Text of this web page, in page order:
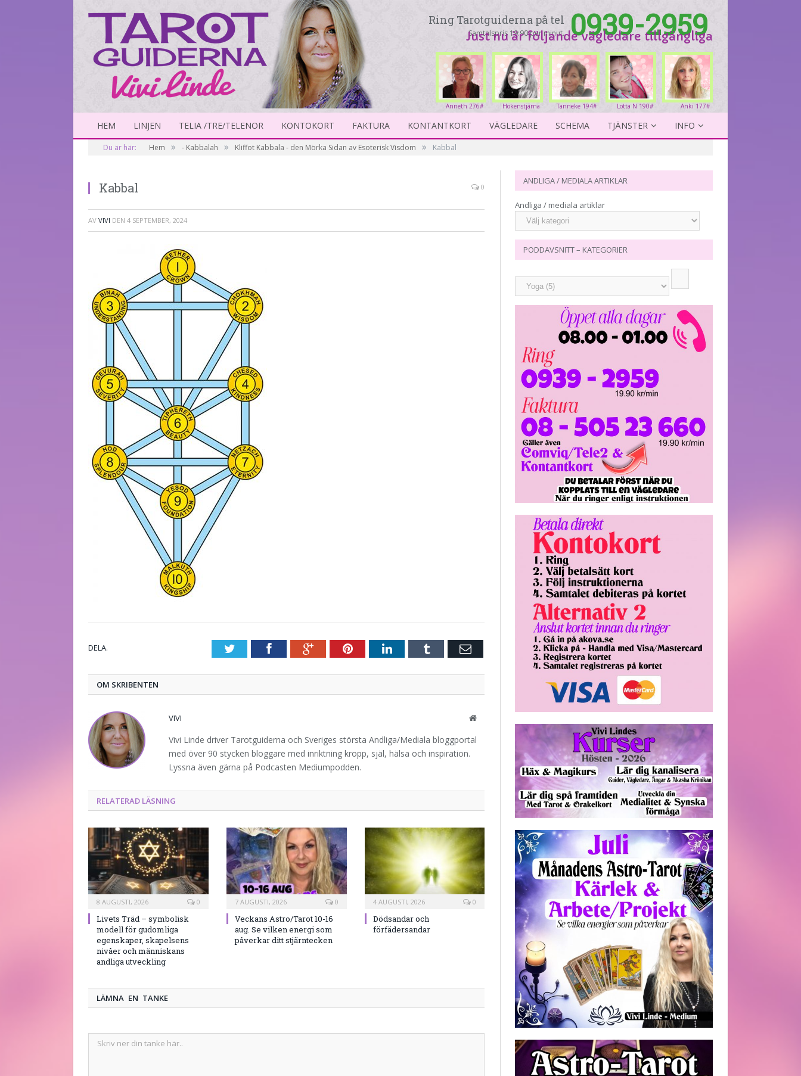
Ring Tarotguiderna på tel
Samtalspris 19:90 per minut. 0939-2959
Just nu är följande vägledare tillgängliga
Anki 177#
Lotta N 190#
Tanneke 194#
Hökenstjärna
231#
Anneth 276#
HEM LINJEN TELIA /TRE/TELENOR KONTOKORT FAKTURA KONTANTKORT VÄGLEDARE SCHEMA TJÄNSTER INFO
Du är här: Hem » - Kabbalah » Kliffot Kabbala - den Mörka Sidan av Esoterisk Visdom » Kabbal
Kabbal 0
AV VIVI DEN 4 SEPTEMBER, 2024
DELA. TwitterFacebookGoogle+PinterestLinkedInTumblr E-
OM SKRIBENTEN
VIVI Website
Vivi Linde driver Tarotguiderna och Sveriges största Andliga/Mediala bloggportal
med över 90 stycken bloggare med inriktning kropp, själ, hälsa och inspiration.
Lyssna även gärna på Podcasten Mediumpodden.
RELATERAD LÄSNING
8 AUGUSTI, 2026 0
Livets Träd – symbolisk
modell för gudomliga
egenskaper, skapelsens
nivåer och människans
andliga utveckling
7 AUGUSTI, 2026 0
Veckans Astro/Tarot 10-16
aug. Se vilken energi som
påverkar ditt stjärntecken
4 AUGUSTI, 2026 0
Dödsandar och
förfädersandar
LÄMNA EN TANKE
ANDLIGA / MEDIALA ARTIKLAR
Andliga / mediala artiklar
PODDAVSNITT – KATEGORIER